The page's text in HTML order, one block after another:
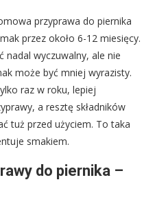
przyprawa do piernika
przez około 6-12 miesięcy.
nadal wyczuwalny, ale nie
może być mniej wyrazisty.
raz w roku, lepiej
a resztę składników
tuż przed użyciem. To taka
smakiem.
do piernika –